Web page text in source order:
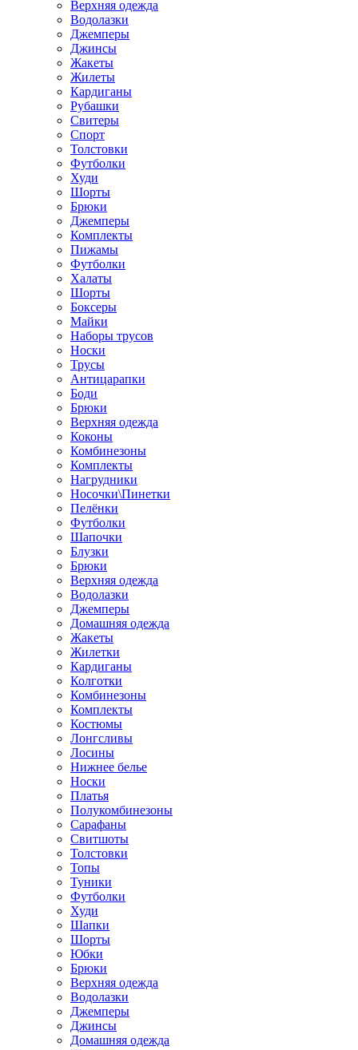
Верхняя одежда
Водолазки
Джемперы
Джинсы
Жакеты
Жилеты
Кардиганы
Рубашки
Свитеры
Спорт
Толстовки
Футболки
Худи
Шорты
Брюки
Джемперы
Комплекты
Пижамы
Футболки
Халаты
Шорты
Боксеры
Майки
Наборы трусов
Носки
Трусы
Антицарапки
Боди
Брюки
Верхняя одежда
Коконы
Комбинезоны
Комплекты
Нагрудники
Носочки\Пинетки
Пелёнки
Футболки
Шапочки
Блузки
Брюки
Верхняя одежда
Водолазки
Джемперы
Домашняя одежда
Жакеты
Жилетки
Кардиганы
Колготки
Комбинезоны
Комплекты
Костюмы
Лонгсливы
Лосины
Нижнее белье
Носки
Платья
Полукомбинезоны
Сарафаны
Свитшоты
Толстовки
Топы
Туники
Футболки
Худи
Шапки
Шорты
Юбки
Брюки
Верхняя одежда
Водолазки
Джемперы
Джинсы
Домашняя одежда